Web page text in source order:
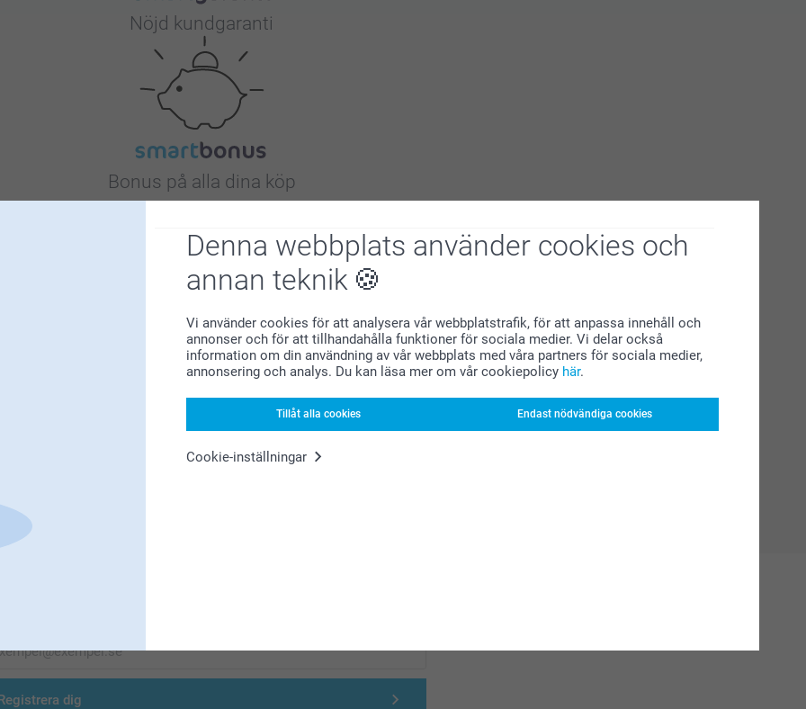
Denna webbplats använder cookies och
annan teknik
Vi använder cookies för att analysera vår webbplatstrafik, för att anpassa innehåll och
annonser och för att tillhandahålla funktioner för sociala medier. Vi delar också
information om din användning av vår webbplats med våra partners för sociala medier,
annonsering och analys. Du kan läsa mer om vår cookiepolicy här.
Tillåt alla cookies Endast nödvändiga cookies
Cookie-inställningar
Nöjd kundgaranti
Bonus på alla dina köp
Letar du efter inspiration?
dig